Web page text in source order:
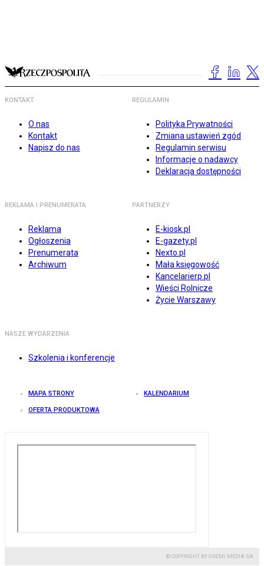
KONTAKT
O nas
Kontakt
Napisz do nas
REGULAMIN
Polityka Prywatności
Zmiana ustawień zgód
Regulamin serwisu
Informacje o nadawcy
Deklaracja dostępności
REKLAMA I PRENUMERATA
Reklama
Ogłoszenia
Prenumerata
Archiwum
PARTNERZY
E-kiosk.pl
E-gazety.pl
Nexto.pl
Mała księgowość
Kancelarierp.pl
Wieści Rolnicze
Życie Warszawy
NASZE WYDARZENIA
Szkolenia i konferencje
MAPA STRONY KALENDARIUM
OFERTA PRODUKTOWA
© COPYRIGHT BY GREMI MEDIA SA